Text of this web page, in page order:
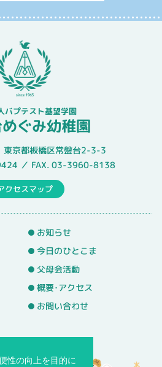
バプテスト基望学園
ぐみ幼稚園
京都板橋区常盤台2-3-3
／ FAX. 03-3960-8138
クセスマップ
お知らせ
今日のひとこま
父母会活動
概要･アクセス
お問い合わせ
性の向上を目的に